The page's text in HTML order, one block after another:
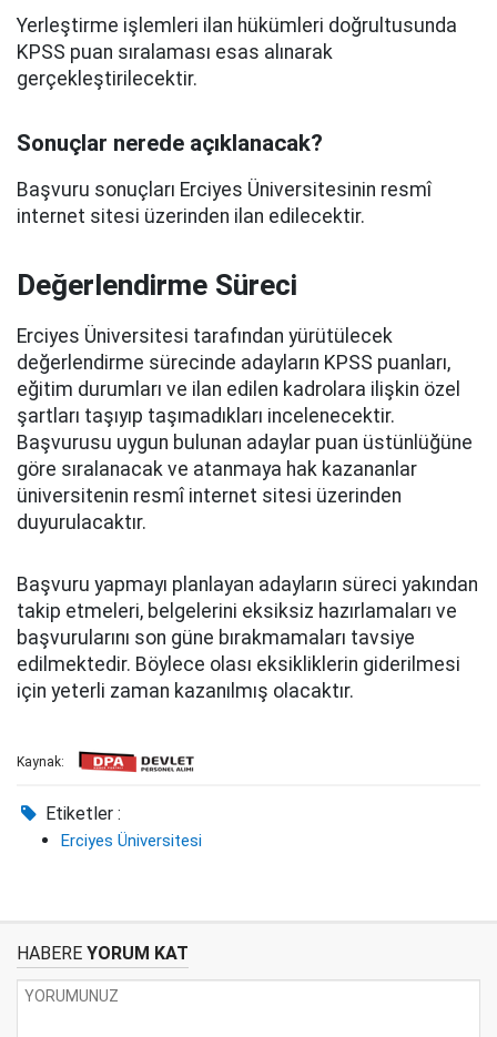
Yerleştirme işlemleri ilan hükümleri doğrultusunda
KPSS puan sıralaması esas alınarak
gerçekleştirilecektir.
Sonuçlar nerede açıklanacak?
Başvuru sonuçları Erciyes Üniversitesinin resmî
internet sitesi üzerinden ilan edilecektir.
Değerlendirme Süreci
Erciyes Üniversitesi tarafından yürütülecek
değerlendirme sürecinde adayların KPSS puanları,
eğitim durumları ve ilan edilen kadrolara ilişkin özel
şartları taşıyıp taşımadıkları incelenecektir.
Başvurusu uygun bulunan adaylar puan üstünlüğüne
göre sıralanacak ve atanmaya hak kazananlar
üniversitenin resmî internet sitesi üzerinden
duyurulacaktır.
Başvuru yapmayı planlayan adayların süreci yakından
takip etmeleri, belgelerini eksiksiz hazırlamaları ve
başvurularını son güne bırakmamaları tavsiye
edilmektedir. Böylece olası eksikliklerin giderilmesi
için yeterli zaman kazanılmış olacaktır.
Kaynak:
Etiketler :
Erciyes Üniversitesi
HABERE YORUM KAT